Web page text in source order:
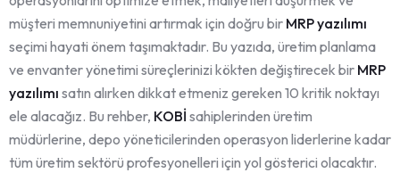
müşteri memnuniyetini artırmak için doğru bir MRP yazılımı
seçimi hayati önem taşımaktadır. Bu yazıda, üretim planlama
ve envanter yönetimi süreçlerinizi kökten değiştirecek bir MRP
yazılımı satın alırken dikkat etmeniz gereken 10 kritik noktayı
ele alacağız. Bu rehber, KOBİ sahiplerinden üretim
müdürlerine, depo yöneticilerinden operasyon liderlerine kadar
tüm üretim sektörü profesyonelleri için yol gösterici olacaktır.